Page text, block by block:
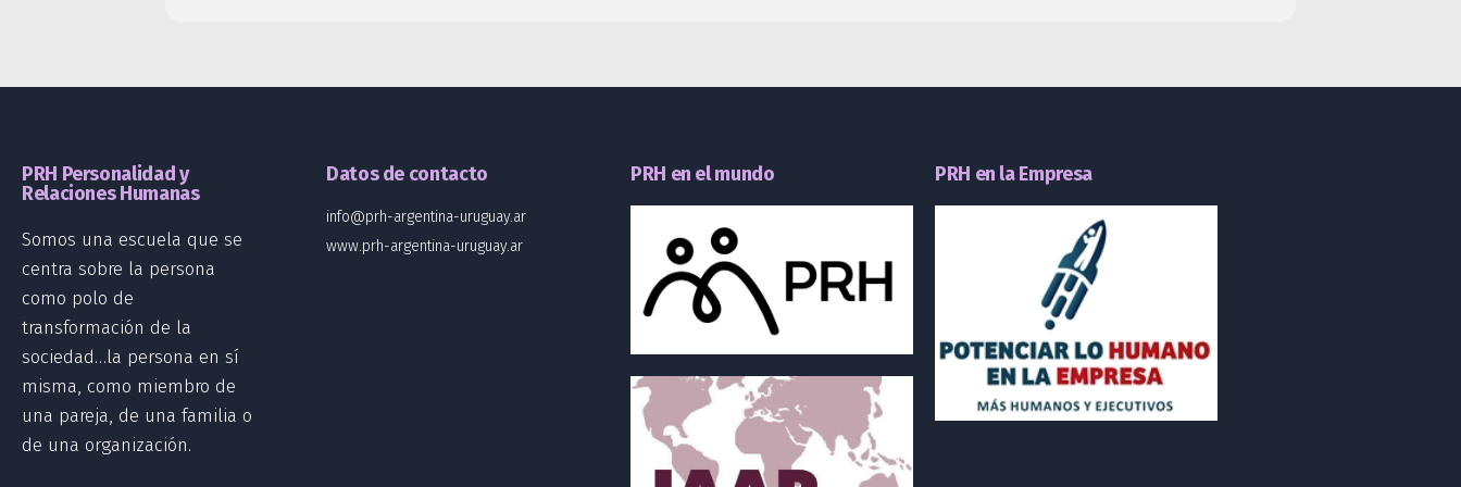
PRH Personalidad y
Relaciones Humanas
Somos una escuela que se
centra sobre la persona
como polo de
transformación de la
sociedad…la persona en sí
misma, como miembro de
una pareja, de una familia o
de una organización.
Datos de contacto
info@prh-argentina-uruguay.ar
www.prh-argentina-uruguay.ar
PRH en el mundo PRH en la Empresa